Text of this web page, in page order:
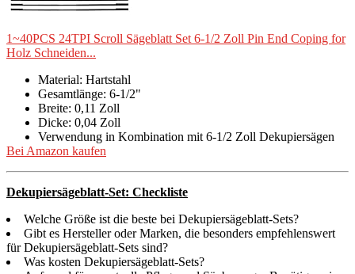
1~40PCS 24TPI Scroll Sägeblatt Set 6-1/2 Zoll Pin End Coping for
Holz Schneiden...
Material: Hartstahl
Gesamtlänge: 6-1/2"
Breite: 0,11 Zoll
Dicke: 0,04 Zoll
Verwendung in Kombination mit 6-1/2 Zoll Dekupiersägen
Bei Amazon kaufen
Dekupiersägeblatt-Set: Checkliste
Welche Größe ist die beste bei Dekupiersägeblatt-Sets?
Gibt es Hersteller oder Marken, die besonders empfehlenswert
für Dekupiersägeblatt-Sets sind?
Was kosten Dekupiersägeblatt-Sets?